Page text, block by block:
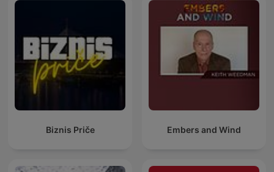
Biznis Priče Embers and Wind